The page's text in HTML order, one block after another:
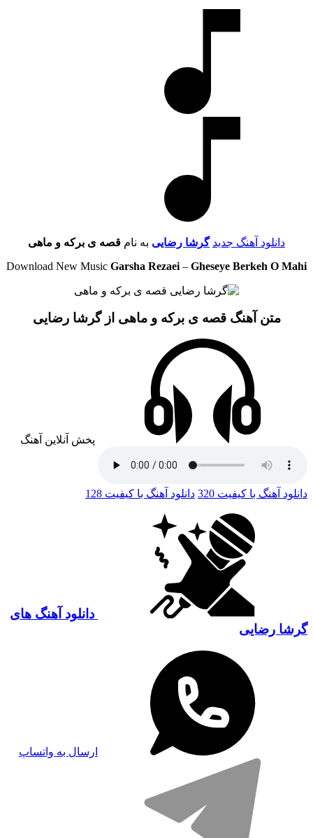
دانلود آهنگ جدید گرشا رضایی به نام قصه ی برکه و ماهی
Download New Music Garsha Rezaei – Gheseye Berkeh O Mahi
متن آهنگ قصه ی برکه و ماهی از گرشا رضایی
پخش آنلاین آهنگ
دانلود آهنگ با کیفیت 320 دانلود آهنگ با کیفیت 128
دانلود آهنگ های
گرشا رضایی
ارسال به واتساپ